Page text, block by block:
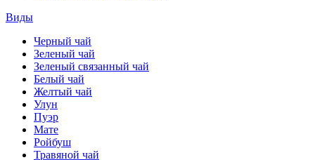
Виды
Черный чай
Зеленый чай
Зеленый связанный чай
Белый чай
Желтый чай
Улун
Пуэр
Мате
Ройбуш
Травяной чай